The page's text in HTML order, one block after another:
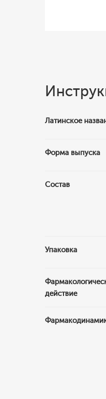
Латинское
Форма выпуска
Состав
Упаковка
действие